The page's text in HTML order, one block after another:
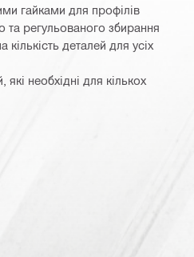
гайками для профілів
регульованого збирання
деталей для усіх
необхідні для кількох